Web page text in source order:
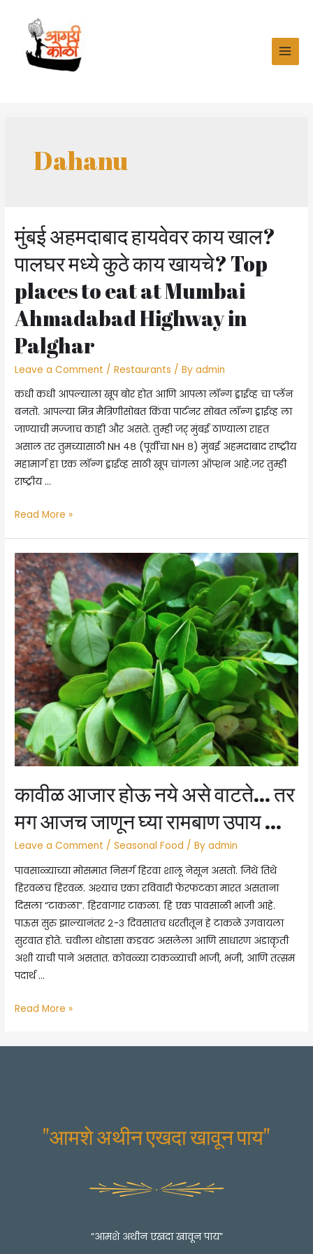
content
Dahanu
मुंबई अहमदाबाद हायवेवर काय खाल?
पालघर मध्ये कुठे काय खायचे? Top
places to eat at Mumbai
Ahmadabad Highway in
Palghar
Leave a Comment /Restaurants / Byadmin
कधी कधी आपल्याला खूप बोर होत आणि आपला लॉन्ग ड्राईव्ह चा प्लॅन
बनतो. आपल्या मित्र मैत्रिणीसोबत किंवा पार्टनर सोबत लॉन्ग ड्राईव्ह ला
जाण्याची मज्जाच काही और असते. तुम्ही जर् मुंबई ठाण्याला राहत
असाल तर तुमच्यासाठी NH ४८ (पूर्वीचा NH ८) मुंबई अहमदाबाद राष्ट्रीय
महामार्ग हा एक लॉन्ग ड्राईव्ह साठी खूप चांगला ऑप्शन आहे.जर तुम्ही
राष्ट्रीय …
मुंबई
काय
खाल?
पालघर
मध्ये
कुठे
काय
खायचे?
Top
places
to
eat
at
Ahmadabad
in
Palghar
Read More »
कावीळ आजार होऊ नये असे वाटते… तर
मग आजच जाणून घ्या रामबाण उपाय …
Leave a Comment /Seasonal Food / Byadmin
पावसाळ्याच्या मोसमात निसर्ग हिरवा शालू नेसून असतो. जिथे तिथे
हिरवळच हिरवळ. अश्याच एका रविवारी फेरफटका मारत असताना
दिसला “टाकळा”. हिरवागार टाकळा. हि एक पावसाळी भाजी आहे.
पाऊस सुरु झाल्यानंतर २-३ दिवसातच धरतीतून हे टाकळे उगवायला
सुरवात होते. चवीला थोडासा कडवट असलेला आणि साधारण अंडाकृती
अशी याची पाने असतात. कोवळ्या टाकळ्याची भाजी, भजी, आणि तत्सम
पदार्थ …
कावीळ
Read More »
"आमशे अथीन एखदा खावून पाय"
“आमशे अथीन एखदा खावून पाय”